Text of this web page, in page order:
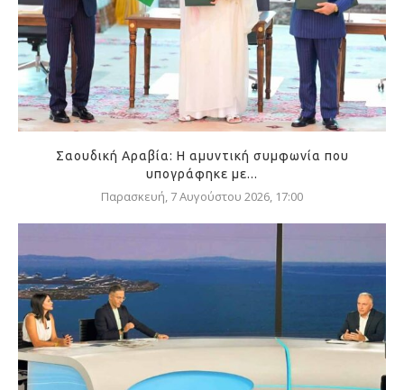
Σαουδική Αραβία: Η αμυντική συμφωνία που
υπογράφηκε με...
Παρασκευή, 7 Αυγούστου 2026, 17:00